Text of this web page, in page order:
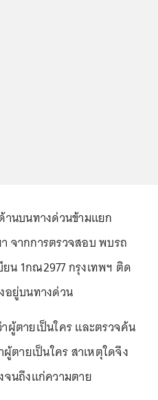
นบนทางด่วนข้ามแยก
จากการตรวจสอบ พบรถ
น 1กณ2977 กรุงเทพฯ ติด
อยู่บนทางด่วน
ผู้ตายเป็นใคร และตรวจค้น
ตายเป็นใคร สาเหตุใดจึง
จนถึงแก่ความตาย